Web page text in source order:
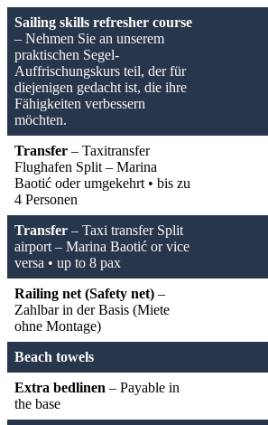
Sailing skills refresher course
– Nehmen Sie an unserem
praktischen Segel-
Auffrischungskurs teil, der für
diejenigen gedacht ist, die ihre
Fähigkeiten verbessern
möchten.
Transfer – Taxitransfer
Flughafen Split – Marina
Baotić oder umgekehrt • bis zu
4 Personen
Transfer – Taxi transfer Split
airport – Marina Baotić or vice
versa • up to 8 pax
Railing net (Safety net) –
Zahlbar in der Basis (Miete
ohne Montage)
Beach towels
Extra bedlinen – Payable in
the base